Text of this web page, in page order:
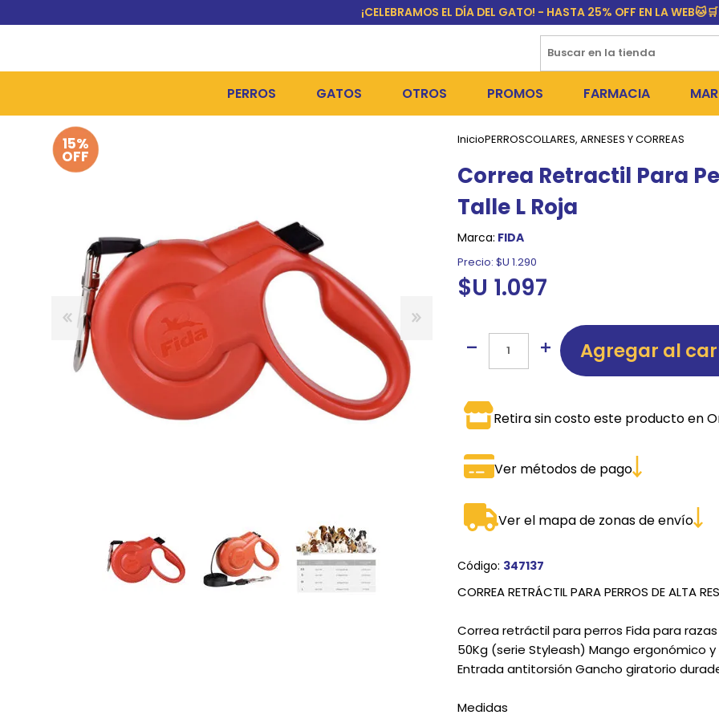
¡CELEBRAMOS EL DÍA DEL GATO! - HASTA 25% OFF EN LA WEB🐱🛒
PERROS
CAMAS Y CASETAS
BOLSOS Y TRANSPORTADORAS
BOLSAS PARA MATERIA
COLLARES, ARNESES Y CORREAS
JUGUETES
COMEDEROS Y BEBEDEROS
GATOS
ALIMENTOS HÚMEDOS Y SNACKS
COMEDEROS Y BEBEDEROS
JUGUETES Y RASCADORES
COLLARES Y ACCESORIOS
TRANSPORTADORAS
CAMAS
OTROS PROMOS
PERROS
GATOS
FARMACIA
PULGUICIDAS Y
15%
OFF
InicioPERROSCOLLARES, ARNESES Y CORREAS
Correa Retractil Para
Talle L Roja
Marca: FIDA
Precio: $U 1.290
$U 1.097
Agregar al
Retira sin costo este producto en
Ver métodos de pago
Ver el mapa de zonas de envío
Código: 347137
CORREA RETRÁCTIL PARA PERROS DE ALTA
Correa retráctil para perros Fida para
50Kg (serie Styleash) Mango ergonómico
Entrada antitorsión Gancho giratorio
Medidas